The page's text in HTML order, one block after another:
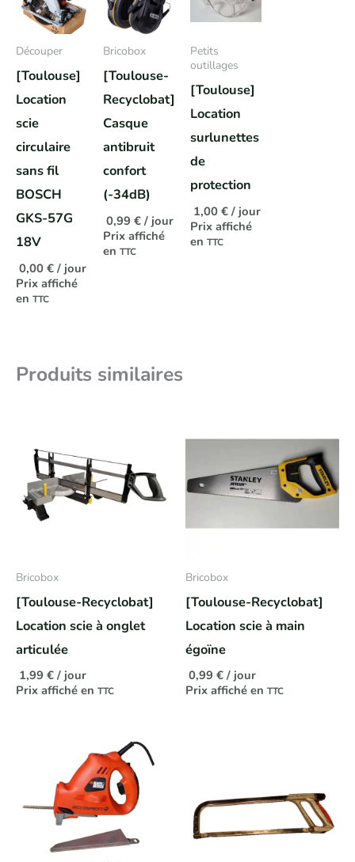
Découper
[Toulouse]
Location
scie
circulaire
sans fil
BOSCH
GKS-57G
18V
0,00 € / jour
Prix affiché
en TTC
Bricobox
[Toulouse-
Recyclobat]
Casque
antibruit
confort
(-34dB)
0,99 €/ jour
Prix affiché
en TTC
Petits
outillages
[Toulouse]
Location
surlunettes
de
protection
1,00 €/ jour
Prix affiché
en TTC
Produits similaires
Bricobox
[Toulouse-Recyclobat]
Location scie à onglet
articulée
1,99 € / jour
Prix affiché en TTC
Bricobox
[Toulouse-Recyclobat]
Location scie à main
égoïne
0,99 € / jour
Prix affiché en TTC